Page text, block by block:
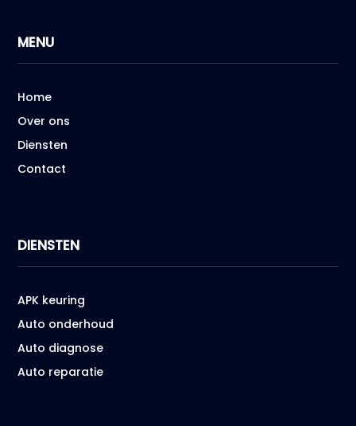
MENU
Home
Over ons
Diensten
Contact
DIENSTEN
APK keuring
Auto onderhoud
Auto diagnose
Auto reparatie